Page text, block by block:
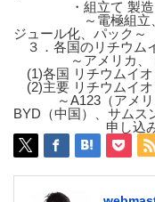
・組立て 製造
～電極組立、電
ジュール化、パック～
３．各国のリチウム
～アメリカ、ドイ
(1)各国 リチウムイ
(2)主要 リチウムイオ
～A123（アメリカ
BYD（中国）、サムス
申し込